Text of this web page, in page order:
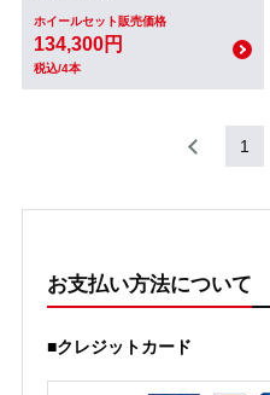
ホイールセット販売価格
134,300円
税込/4本
1
お支払い方法について
■クレジットカード